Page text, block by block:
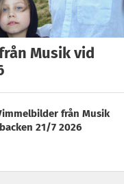
Musik vid
från Musik
21/7 2026